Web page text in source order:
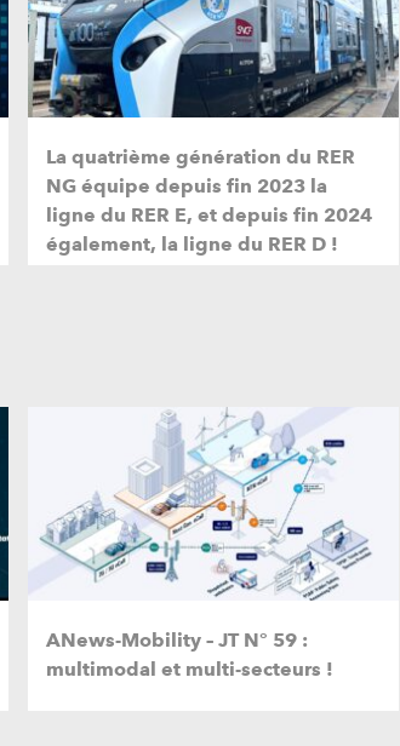
La quatrième génération du RER
NG équipe depuis fin 2023 la
ligne du RER E, et depuis fin 2024
également, la ligne du RER D !
ANews-Mobility – JT N° 59 :
multimodal et multi-secteurs !